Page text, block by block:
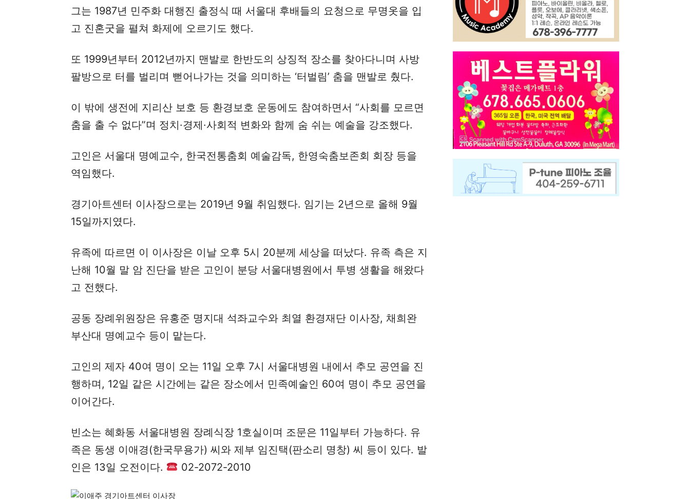
그는 1987년 민주화 대행진 출정식 때 서울대 후배들의 요청으로 무명옷을 입
고 진혼굿을 펼쳐 화제에 오르기도 했다.
또 1999년부터 2012년까지 맨발로 한반도의 상징적 장소를 찾아다니며 사방
팔방으로 터를 벌리며 뻗어나가는 것을 의미하는 ‘터벌림’ 춤을 맨발로 췄다.
이 밖에 생전에 지리산 보호 등 환경보호 운동에도 참여하면서 “사회를 모르면
춤을 출 수 없다”며 정치·경제·사회적 변화와 함께 숨 쉬는 예술을 강조했다.
고인은 서울대 명예교수, 한국전통춤회 예술감독, 한영숙춤보존회 회장 등을
역임했다.
경기아트센터 이사장으로는 2019년 9월 취임했다. 임기는 2년으로 올해 9월
15일까지였다.
유족에 따르면 이 이사장은 이날 오후 5시 20분께 세상을 떠났다. 유족 측은 지
난해 10월 말 암 진단을 받은 고인이 분당 서울대병원에서 투병 생활을 해왔다
고 전했다.
공동 장례위원장은 유홍준 명지대 석좌교수와 최열 환경재단 이사장, 채희완
부산대 명예교수 등이 맡는다.
고인의 제자 40여 명이 오는 11일 오후 7시 서울대병원 내에서 추모 공연을 진
행하며, 12일 같은 시간에는 같은 장소에서 민족예술인 60여 명이 추모 공연을
이어간다.
빈소는 혜화동 서울대병원 장례식장 1호실이며 조문은 11일부터 가능하다. 유
족은 동생 이애경(한국무용가) 씨와 제부 임진택(판소리 명창) 씨 등이 있다. 발
인은 13일 오전이다.
02-2072-2010